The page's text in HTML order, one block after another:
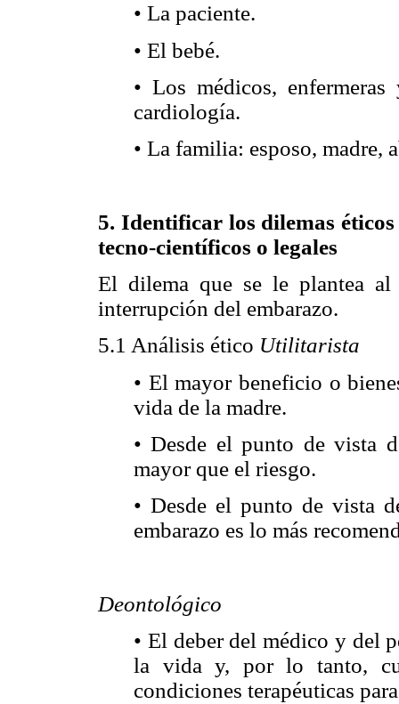
• La paciente.
• El bebé.
• Los médicos,
cardiología.
• La familia: esposo, madre,
5. Identificar los dilemas
tecno-científicos o legales
El dilema que se le plantea
interrupción del embarazo.
5.1 Análisis ético Utilitarista
• El mayor beneficio o
vida de la madre.
• Desde el punto de vista
mayor que el riesgo.
• Desde el punto de vista
embarazo es lo más
Deontológico
• El deber del médico y del
la vida y, por lo tanto,
condiciones terapéuticas